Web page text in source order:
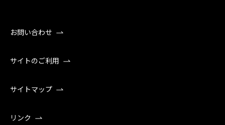
お問い合わせ
サイトのご利用
サイトマップ
リンク